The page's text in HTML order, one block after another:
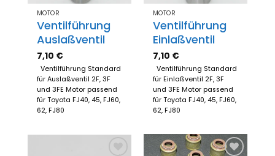
MOTOR
Ventilführung
Auslaßventil
7,10 €
Ventilführung Standard
für Auslaßventil 2F, 3F
und 3FE Motor passend
für Toyota FJ40, 45, FJ60,
62, FJ80
MOTOR
Ventilführung
Einlaßventil
7,10 €
Ventilführung Standard
für Einlaßventil 2F, 3F
und 3FE Motor passend
für Toyota FJ40, 45, FJ60,
62, FJ80